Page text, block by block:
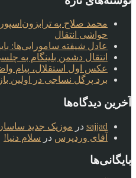
محمد صلاح به
حواشی انتقال
عادل شیفته سامورایی‌ها:
انتقال دشمن بلینگام به
عکس اول استقلال، پیام
برد پرگل نساجی در اولین
آخرین دیدگاه‌ها
sajjad در موزیک جدید ساسان
آقای وردپرس در سلام دنیا!
بایگانی‌ها